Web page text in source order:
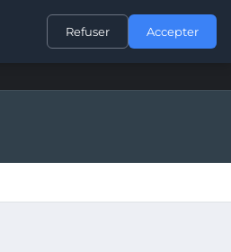
CONTACT
Refuser Accepter